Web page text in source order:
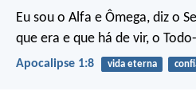
Eu sou o Alfa e Ômega, diz o
que era e que há de vir, o
Apocalipse 1:8 vida eterna